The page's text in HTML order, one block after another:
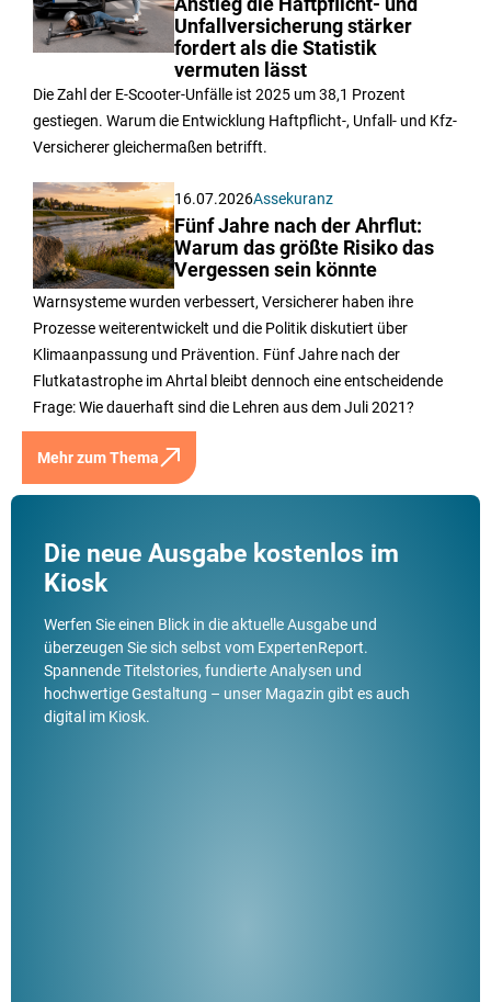
Unfallversicherung stärker
fordert als die Statistik
vermuten lässt
Die Zahl der E-Scooter-Unfälle ist 2025 um 38,1 Prozent
gestiegen. Warum die Entwicklung Haftpflicht-, Unfall- und Kfz-
Versicherer gleichermaßen betrifft.
16.07.2026Assekuranz
Fünf Jahre nach der Ahrflut:
Warum das größte Risiko das
Vergessen sein könnte
Warnsysteme wurden verbessert, Versicherer haben ihre
Prozesse weiterentwickelt und die Politik diskutiert über
Klimaanpassung und Prävention. Fünf Jahre nach der
Flutkatastrophe im Ahrtal bleibt dennoch eine entscheidende
Frage: Wie dauerhaft sind die Lehren aus dem Juli 2021?
Mehr zum Thema
Die neue Ausgabe kostenlos im
Kiosk
Werfen Sie einen Blick in die aktuelle Ausgabe und
überzeugen Sie sich selbst vom ExpertenReport.
Spannende Titelstories, fundierte Analysen und
hochwertige Gestaltung – unser Magazin gibt es auch
digital im Kiosk.